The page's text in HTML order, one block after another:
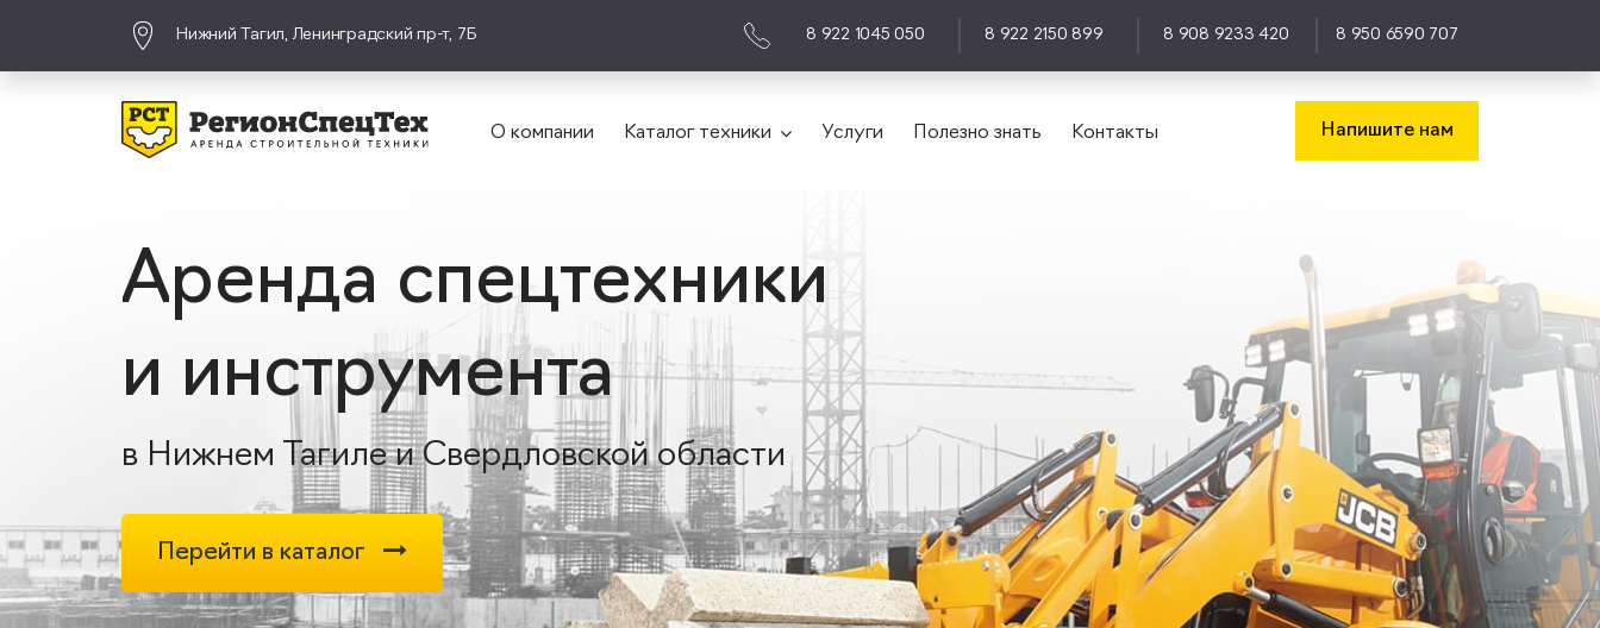
Нижний Тагил, Ленинградский пр-т, 7Б 8 922 1045 050 8 922 2150 899 8 908 9233 420 8 950 6590 707
О компании Каталог техники Услуги Полезно знать Контакты Напишите нам
Аренда спецтехники
и инструмента
в Нижнем Тагиле и Свердловской области
Перейти в каталог